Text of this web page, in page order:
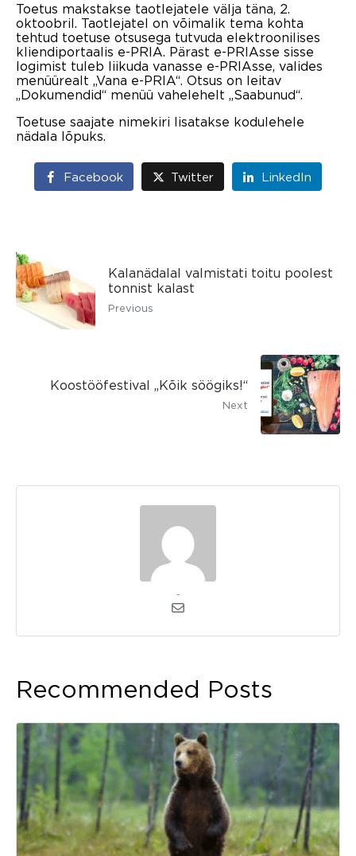
Toetus makstakse taotlejatele välja täna, 2.
oktoobril. Taotlejatel on võimalik tema kohta
tehtud toetuse otsusega tutvuda elektroonilises
kliendiportaalis e-PRIA. Pärast e-PRIAsse sisse
logimist tuleb liikuda vanasse e-PRIAsse, valides
menüürealt „Vana e-PRIA“. Otsus on leitav
„Dokumendid“ menüü vahelehelt „Saabunud“.
Toetuse saajate nimekiri lisatakse kodulehele
nädala lõpuks.
Facebook Twitter LinkedIn
Kalanädalal valmistati toitu poolest
tonnist kalast
Previous
Koostööfestival „Kõik söögiks!“
Next
Recommended Posts